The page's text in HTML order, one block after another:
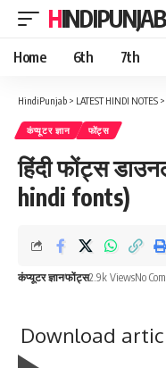
HINDIPUNJAB
Home 6th 7th
HindiPunjab > LATEST HINDI NOTES >
कंप्यूटर ज्ञान फोंट्स
हिंदी फोंट्स
hindi fonts)
कंप्यूटर ज्ञानफोंट्स2.9k ViewsNo
Download